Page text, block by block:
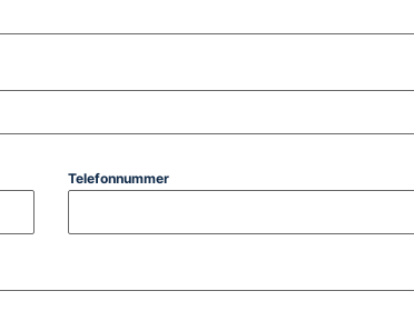
Telefonnummer